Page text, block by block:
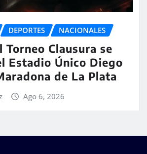
DEPORTES NACIONALES
Clausura se
Estadio Único Diego
de La Plata
Ago 6, 2026